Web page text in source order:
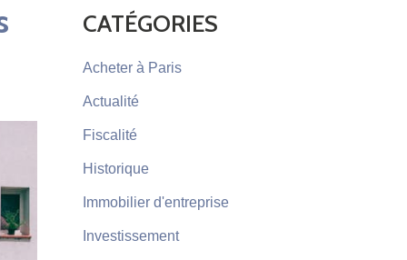
CATÉGORIES
Acheter à Paris
Actualité
Fiscalité
Historique
Immobilier d'entreprise
Investissement